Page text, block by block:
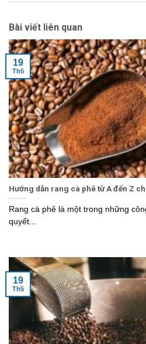
Bài viết liên quan
Hướng dẫn rang cà phê từ A đến Z
Rang cà phê là một trong những
quyết...
19
Th5
19
Th5